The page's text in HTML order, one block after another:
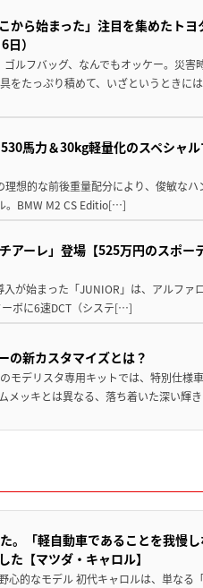
から始まった」注目を集めたトヨ
）
ルフバッグ、なんでもオッケー。災害
をたっぷり積めて、いざというときに
馬力＆30kg軽量化のスペシャル
想的な前後重量配分により、俊敏なハ
。BMW M2 CS Editio[…]
アーレ」登場【525万円のスポー
が始まった「JUNIOR」は、アルファ
ボに6速DCT（システ[…]
の新カスタマイズとは？
モデリスタ専用キットでは、特別仕様
メッキとは異なる、落ち着いた深い輝
。「軽自動車であることを我慢し
【マツダ・キャロル】
心的なモデル 初代キャロルは、単なる